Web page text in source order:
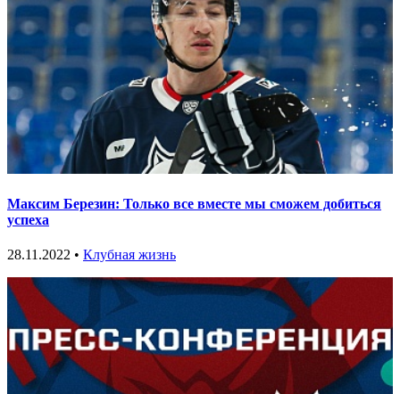
Максим Березин: Только все вместе мы сможем добиться
успеха
28.11.2022 • Клубная жизнь